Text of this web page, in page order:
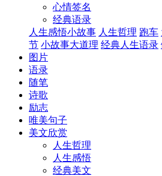
心情签名
经典语录
人生感悟小故事 人生哲理 跑车
节 小故事大道理 经典人生语录
图片
语录
随笔
诗歌
励志
唯美句子
美文欣赏
人生哲理
人生感悟
经典美文